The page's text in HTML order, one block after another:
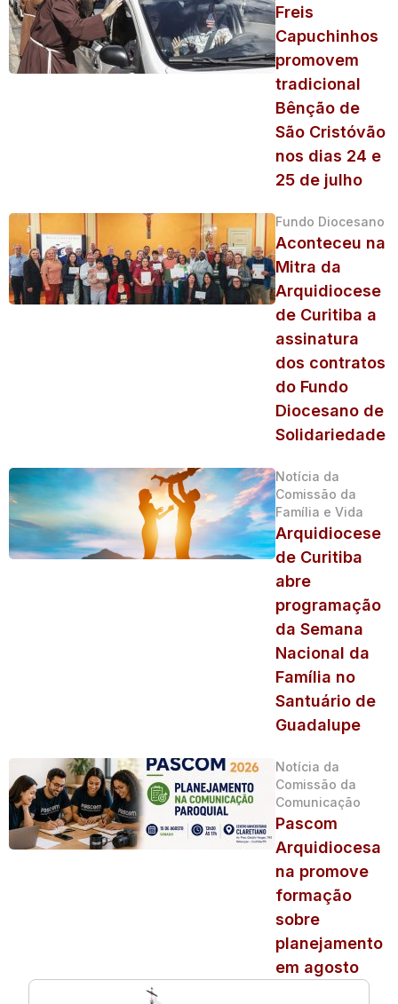
Freis
Capuchinhos
promovem
tradicional
Bênção de
São Cristóvão
nos dias 24 e
25 de julho
Fundo Diocesano
Aconteceu na
Mitra da
Arquidiocese
de Curitiba a
assinatura
dos contratos
do Fundo
Diocesano de
Solidariedade
Notícia da
Comissão da
Família e Vida
Arquidiocese
de Curitiba
abre
programação
da Semana
Nacional da
Família no
Santuário de
Guadalupe
Notícia da
Comissão da
Comunicação
Pascom
Arquidiocesa
na promove
formação
sobre
planejamento
em agosto